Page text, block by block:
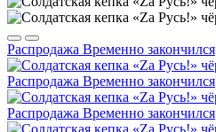
Распродажа Временно закончился
Распродажа Временно закончился
Распродажа Временно закончился